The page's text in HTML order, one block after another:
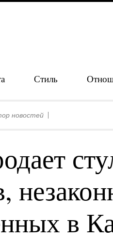
Стиль
новостей
в